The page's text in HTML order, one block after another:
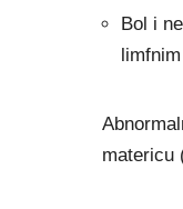
Bol i
matericu